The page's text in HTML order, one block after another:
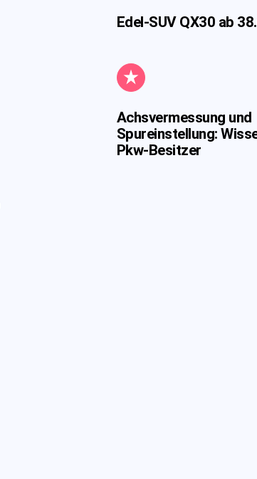
Edel-SUV QX30 ab
Achsvermessung und
Spureinstellung:
Pkw-Besitzer